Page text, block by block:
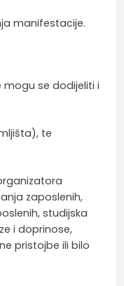
manifestacije.
se dodijeliti i
te
zaposlenih,
studijska
i doprinose,
pristojbe ili bilo